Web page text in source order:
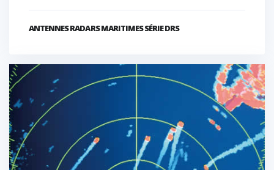
ANTENNES RADARS MARITIMES SÉRIE DRS